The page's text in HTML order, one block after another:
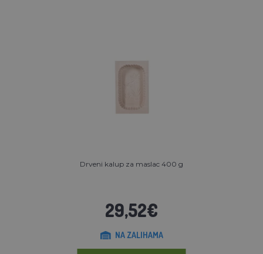
Drveni kalup za maslac 400 g
29,52€
NA ZALIHAMA